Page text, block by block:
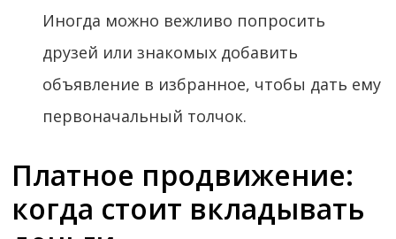
Иногда можно вежливо попросить
друзей или знакомых добавить
объявление в избранное, чтобы дать ему
первоначальный толчок.
Платное продвижение:
когда стоит вкладывать